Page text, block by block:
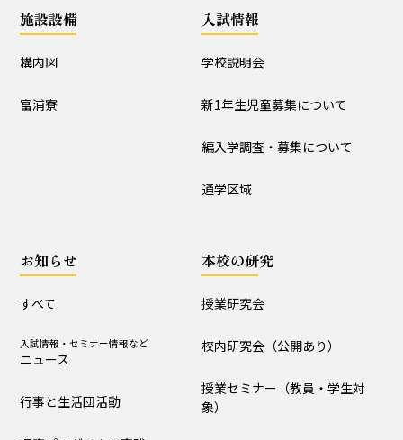
構内図 富浦寮
すべて 入試情報・セミナー情報など
学校からｰ作成中
施設設備
構内図
富浦寮
入試情報
学校説明会
新1年生児童募集について
編入学調査・募集について
通学区域
お知らせ
すべて
入試情報・セミナー情報など
ニュース
行事と生活団活動
本校の研究
授業研究会
校内研究会（公開あり）
授業セミナー（教員・学生対
象）